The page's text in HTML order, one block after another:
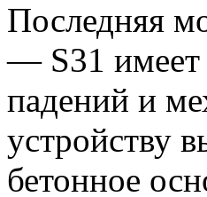
Последняя
— S31 имеет
падений и
устройству
бетонное